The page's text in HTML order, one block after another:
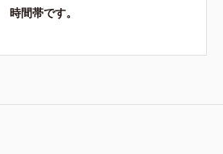
時間帯です。